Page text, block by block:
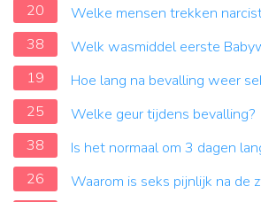
20
Welke mensen trekken
38
Welk wasmiddel eerste
19
Hoe lang na bevalling weer
25
Welke geur tijdens bevalling?
38
Is het normaal om 3 dagen
26
Waarom is seks pijnlijk na de